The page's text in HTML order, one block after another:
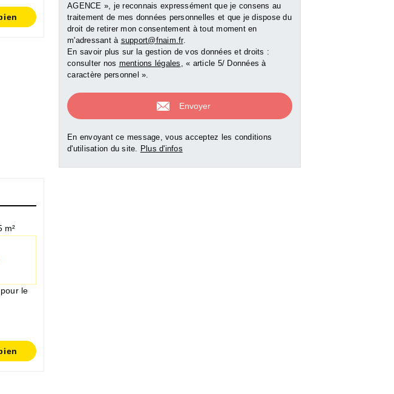
Voir le bien Voir le bien
m²
le
AGENCE », je reconnais expressément que je consens au
traitement de mes données personnelles et que je dispose du
droit de retirer mon consentement à tout moment en
m'adressant à support@fnaim.fr.
En savoir plus sur la gestion de vos données et droits :
consulter nos mentions légales , « article 5/ Données à
caractère personnel ».
En envoyant ce message, vous acceptez les conditions
d'utilisation du site. Plus d'infos